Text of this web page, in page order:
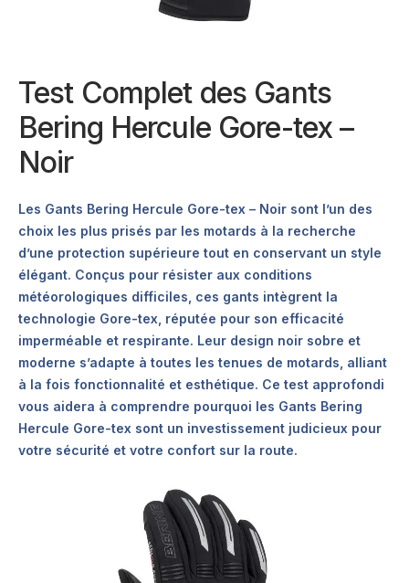
Test Complet des Gants
Bering Hercule Gore-tex –
Noir
Les Gants Bering Hercule Gore-tex – Noir sont l’un des
choix les plus prisés par les motards à la recherche
d’une protection supérieure tout en conservant un style
élégant. Conçus pour résister aux conditions
météorologiques difficiles, ces gants intègrent la
technologie Gore-tex, réputée pour son efficacité
imperméable et respirante. Leur design noir sobre et
moderne s’adapte à toutes les tenues de motards, alliant
à la fois fonctionnalité et esthétique. Ce test approfondi
vous aidera à comprendre pourquoi les Gants Bering
Hercule Gore-tex sont un investissement judicieux pour
votre sécurité et votre confort sur la route.